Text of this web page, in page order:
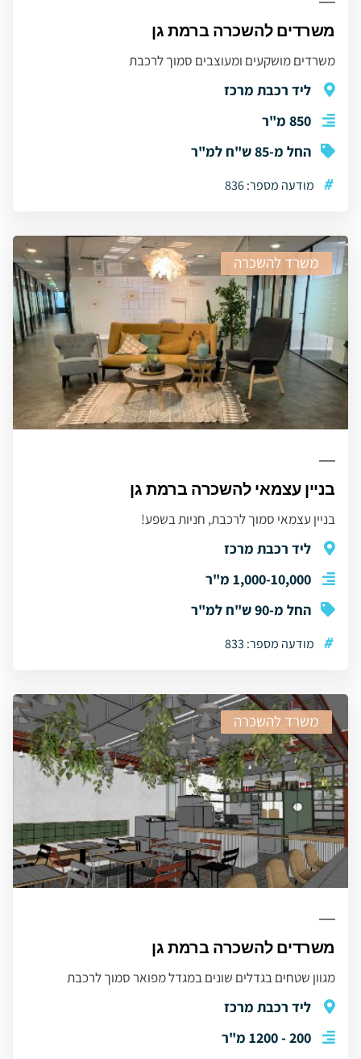
משרדים להשכרה ברמת גן
משרדים מושקעים ומעוצבים סמוך לרכבת
ליד רכבת מרכז
850 מ"ר
החל מ-85 ש"ח למ"ר
# מודעה מספר: 836
משרד להשכרה
בניין עצמאי להשכרה ברמת גן
בניין עצמאי סמוך לרכבת, חניות בשפע!
ליד רכבת מרכז
1,000-10,000 מ"ר
החל מ-90 ש"ח למ"ר
# מודעה מספר: 833
משרד להשכרה
משרדים להשכרה ברמת גן
מגוון שטחים בגדלים שונים במגדל מפואר סמוך לרכבת
ליד רכבת מרכז
200 - 1200 מ"ר